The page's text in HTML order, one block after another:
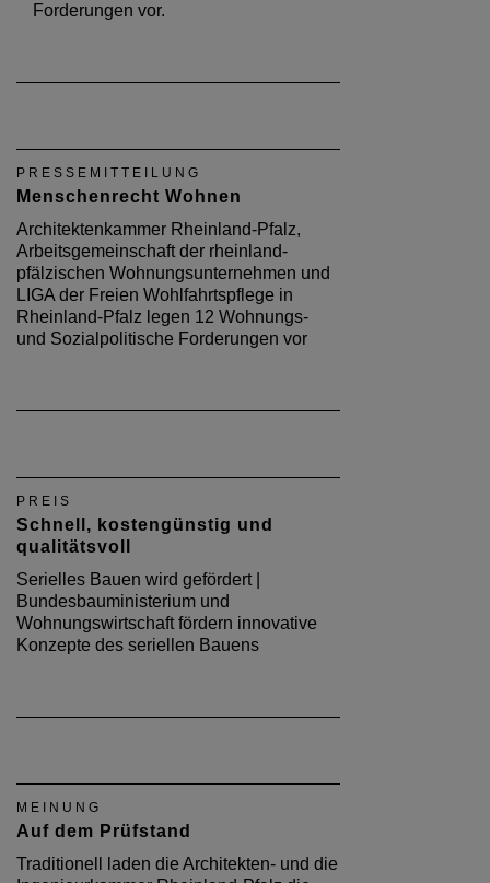
Forderungen vor.
PRESSEMITTEILUNG
Menschenrecht Wohnen
Architektenkammer Rheinland-Pfalz,
Arbeitsgemeinschaft der rheinland-
pfälzischen Wohnungsunternehmen und
LIGA der Freien Wohlfahrtspflege in
Rheinland-Pfalz legen 12 Wohnungs-
und Sozialpolitische Forderungen vor
PREIS
Schnell, kostengünstig und
qualitätsvoll
Serielles Bauen wird gefördert |
Bundesbauministerium und
Wohnungswirtschaft fördern innovative
Konzepte des seriellen Bauens
MEINUNG
Auf dem Prüfstand
Traditionell laden die Architekten- und die